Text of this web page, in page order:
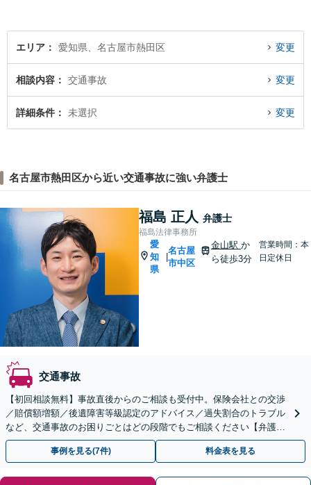
対応可能】
エリア 愛知県、名古屋市熱田区 変更
相談内容 交通事故 変更
詳細条件 未選択 変更
名古屋市熱田区から近い交通事故に強い弁護士
福島 正人 弁護士
福島法律事務所
愛
知
県
名古屋
市中区
金山駅 か
ら徒歩3分
営業時間：本
日定休日
交通事故
【初回相談無料】事故直後からのご相談も受付中。保険会社との交渉
／賠償額増額／後遺障害等級認定のアドバイス／過失割合のトラブル
など、交通事故のお困りごとはどの段階でもご相談ください【弁護士
費用特約の利用可】【夜間・休日相談可】【金山駅5分】
事例を見る(7件) 料金表を見る